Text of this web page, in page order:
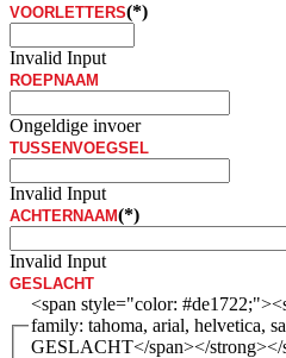
VOORLETTERS(*)
Invalid Input
ROEPNAAM
Ongeldige invoer
TUSSENVOEGSEL
Invalid Input
ACHTERNAAM(*)
Invalid Input
GESLACHT
<span style="color:
family: tahoma, arial, helvetica,
GESLACHT</span></strong></